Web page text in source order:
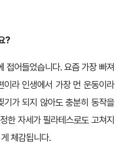
?
접어들었습니다. 요즘 가장 빠져
라 인생에서 가장 먼 운동이라
가 되지 않아도 충분히 동작을
한 자세가 필라테스로도 고쳐지
체감됩니다.